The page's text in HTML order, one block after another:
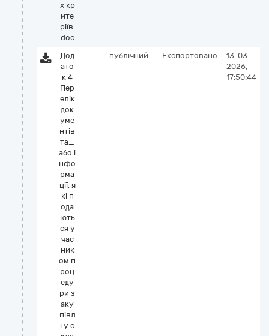
х кр
ите
ріїв.
doc
Дод
ато
к 4
Пер
елік
док
уме
нтів
та_
або і
нфо
рма
ції, я
кі п
ода
ють
ся у
час
ник
ом п
роц
еду
ри з
аку
півл
і у с
публічний Експортовано:
13-03-
2026,
17:50:44